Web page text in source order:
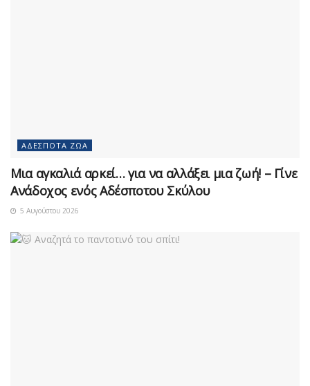
ΑΔΈΣΠΟΤΑ ΖΏΑ
Μια αγκαλιά αρκεί… για να αλλάξει μια ζωή! – Γίνε
Ανάδοχος ενός Αδέσποτου Σκύλου
5 Αυγούστου 2026